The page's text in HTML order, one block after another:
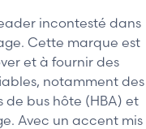
incontesté dans
Cette marque est
et à fournir des
notamment des
bus hôte (HBA) et
Avec un accent mis